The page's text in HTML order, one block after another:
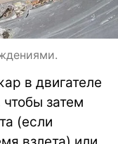
в двигателе
затем
(если